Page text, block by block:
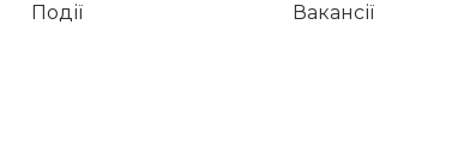
Події
Вакансії